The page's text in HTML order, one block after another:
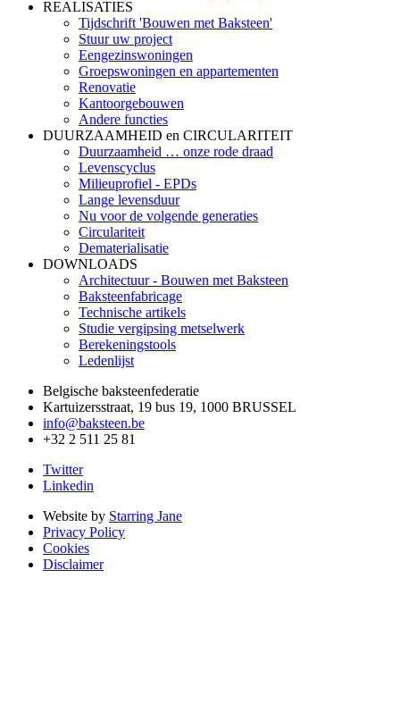
REALISATIES
Tijdschrift 'Bouwen met Baksteen'
Stuur uw project
Eengezinswoningen
Groepswoningen en appartementen
Renovatie
Kantoorgebouwen
Andere functies
DUURZAAMHEID en CIRCULARITEIT
Duurzaamheid … onze rode draad
Levenscyclus
Milieuprofiel - EPDs
Lange levensduur
Nu voor de volgende generaties
Circulariteit
Dematerialisatie
DOWNLOADS
Architectuur - Bouwen met Baksteen
Baksteenfabricage
Technische artikels
Studie vergipsing metselwerk
Berekeningstools
Ledenlijst
Belgische baksteenfederatie
Kartuizersstraat, 19 bus 19, 1000 BRUSSEL
info@baksteen.be
+32 2 511 25 81
Twitter
Linkedin
Website by Starring Jane
Privacy Policy
Cookies
Disclaimer